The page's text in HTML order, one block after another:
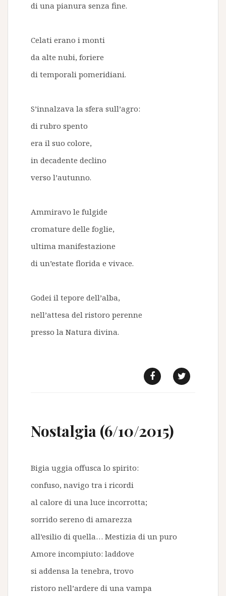
di una pianura senza fine.
Celati erano i monti
da alte nubi, foriere
di temporali pomeridiani.
S’innalzava la sfera sull’agro:
di rubro spento
era il suo colore,
in decadente declino
verso l’autunno.
Ammiravo le fulgide
cromature delle foglie,
ultima manifestazione
di un’estate florida e vivace.
Godei il tepore dell’alba,
nell’attesa del ristoro perenne
presso la Natura divina.
Nostalgia (6/10/2015)
Bigia uggia offusca lo spirito:
confuso, navigo tra i ricordi
al calore di una luce incorrotta;
sorrido sereno di amarezza
all’esilio di quella… Mestizia di un puro
Amore incompiuto: laddove
si addensa la tenebra, trovo
ristoro nell’ardere di una vampa